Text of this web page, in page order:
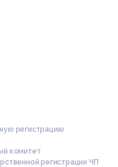
регистрацию
комитет
регистрации ЧП